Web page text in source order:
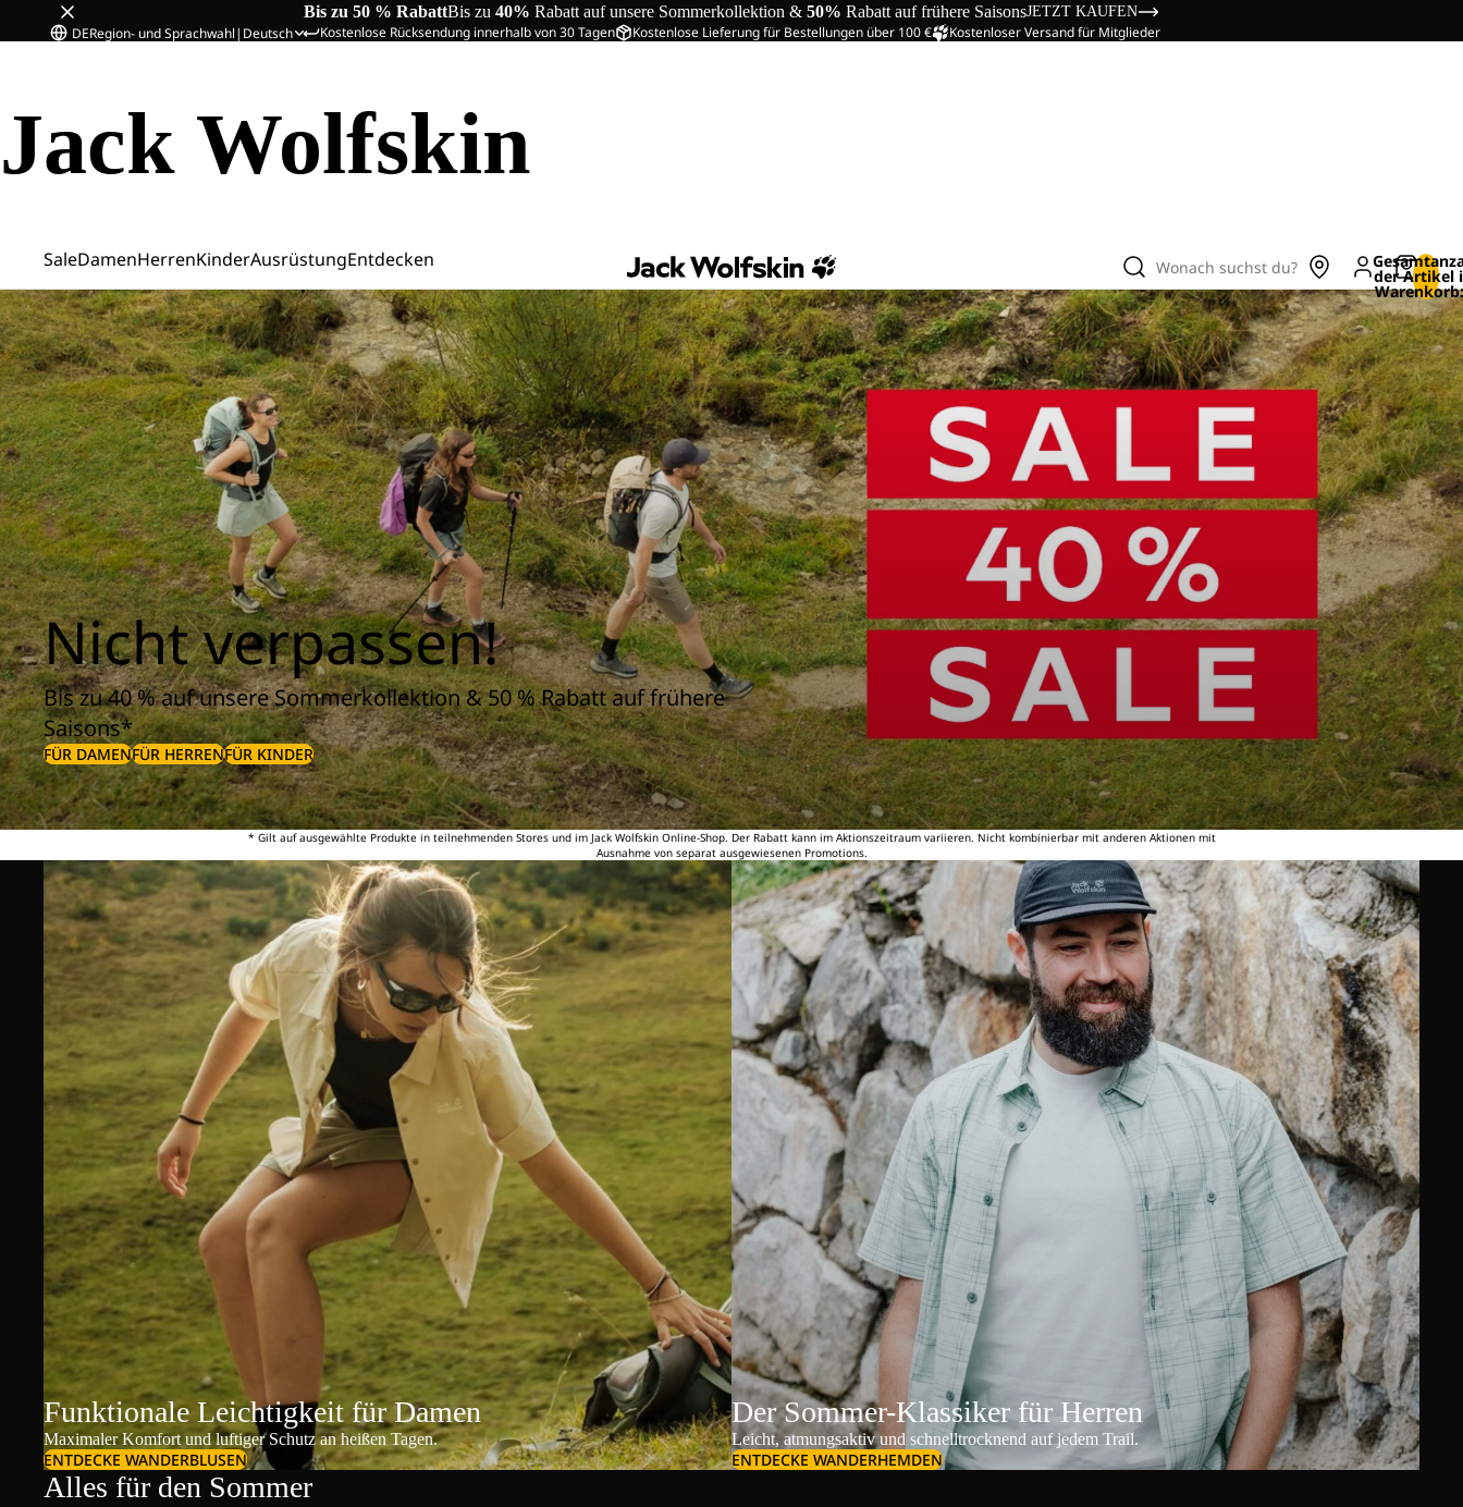
Bis zu 50 % RabattBis zu 40% Rabatt auf unsere Sommerkollektion & 50% Rabatt auf frühere SaisonsJETZT KAUFEN
Kostenlose Rücksendung innerhalb von 30 Tagen Kostenlose Lieferung für Bestellungen über 100 € Kostenloser Versand für Mitglieder
DERegion- und Sprachwahl| Deutsch
Jack Wolfskin
SaleDamenHerrenKinderAusrüstungEntdecken Wonach suchst du? der Artikel
Nicht verpassen!
Bis zu 40 % auf unsere Sommerkollektion & 50 % Rabatt auf frühere
Saisons*
FÜR DAMENFÜR HERRENFÜR KINDER
* Gilt auf ausgewählte Produkte in teilnehmenden Stores und im Jack Wolfskin Online-Shop. Der Rabatt kann im Aktionszeitraum variieren. Nicht kombinierbar mit anderen Aktionen mit
Ausnahme von separat ausgewiesenen Promotions.
Funktionale Leichtigkeit für Damen
Maximaler Komfort und luftiger Schutz an heißen Tagen.
ENTDECKE WANDERBLUSEN
Der Sommer-Klassiker für Herren
Leicht, atmungsaktiv und schnelltrocknend auf jedem Trail.
ENTDECKE WANDERHEMDEN
Alles für den Sommer